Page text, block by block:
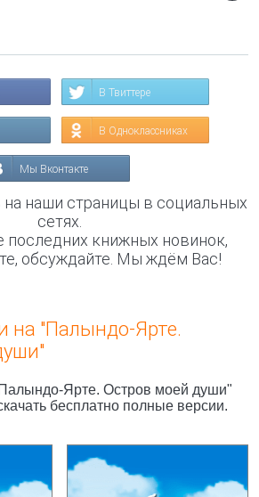
В Твиттере
В Одноклассниках
Мы Вконтакте
наши страницы в социальных
сетях.
последних книжных новинок,
обсуждайте. Мы ждём Вас!
на "Палындо-Ярте.
Ярте. Остров моей души"
бесплатно полные версии.